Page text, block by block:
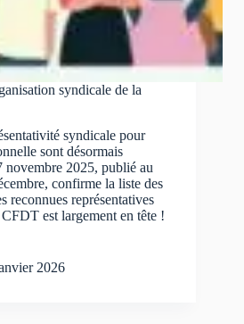
syndicale de la
syndicale pour
sont désormais
novembre 2025, publié au
confirme la liste des
reconnues représentatives
est largement en tête !
2026